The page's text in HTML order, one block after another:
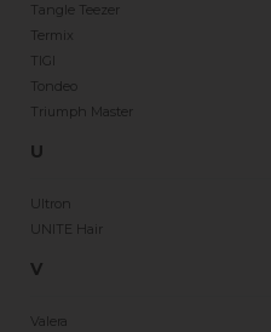
Tangle Teezer
Termix
TIGI
Tondeo
Triumph Master
U
Ultron
UNITE Hair
V
Valera